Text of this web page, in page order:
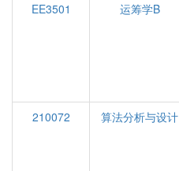
EE3501
运筹学B
210072
算法分析与设计